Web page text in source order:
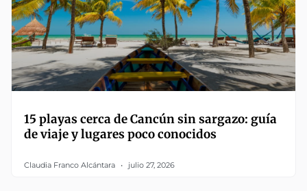
15 playas cerca de Cancún sin sargazo: guía
de viaje y lugares poco conocidos
Claudia Franco Alcántara julio 27, 2026